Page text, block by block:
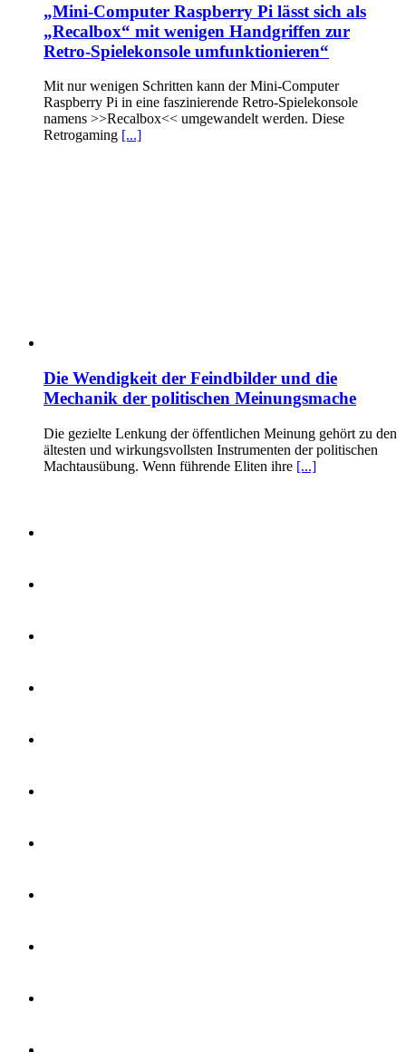
„Mini-Computer Raspberry Pi lässt sich als
„Recalbox“ mit wenigen Handgriffen zur
Retro-Spielekonsole umfunktionieren“
Mit nur wenigen Schritten kann der Mini-Computer
Raspberry Pi in eine faszinierende Retro-Spielekonsole
namens >>Recalbox<< umgewandelt werden. Diese
Retrogaming [...]
Die Wendigkeit der Feindbilder und die
Mechanik der politischen Meinungsmache
Die gezielte Lenkung der öffentlichen Meinung gehört zu den
ältesten und wirkungsvollsten Instrumenten der politischen
Machtausübung. Wenn führende Eliten ihre [...]